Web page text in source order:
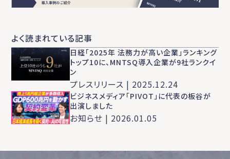
よく読まれている記事
日経「2025年 法務力が高い企業」ランキング
トップ10に、MNTSQ導入企業が9社ランクイ
ン
プレスリリース | 2025.12.24
ビジネスメディア「PIVOT」に代表の板谷が
出演しました
お知らせ | 2026.01.05